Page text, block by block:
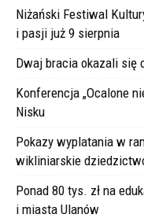
Niżański Festiwal
i pasji już 9 sierpnia
Dwaj bracia okazali się
Konferencja „Ocalone
Nisku
Pokazy wyplatania w
wikliniarskie
Ponad 80 tys. zł na
i miasta Ulanów